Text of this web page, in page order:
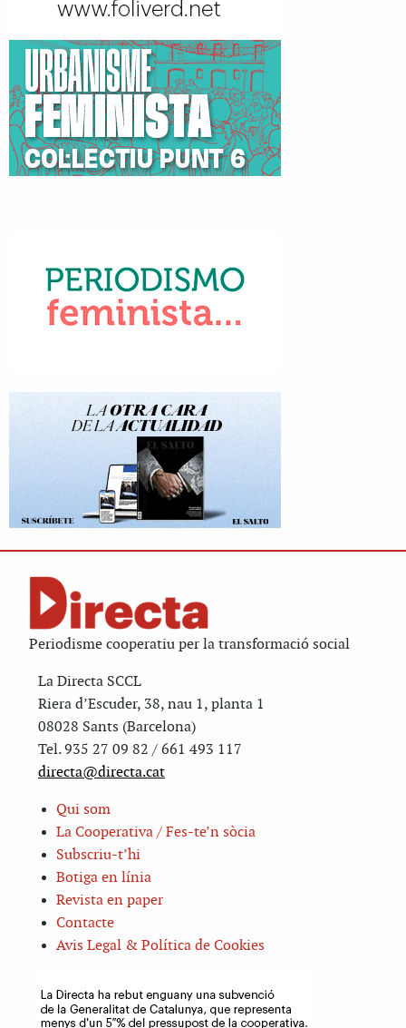
Periodisme cooperatiu per la transformació social
La Directa SCCL
Riera d’Escuder, 38, nau 1, planta 1
08028 Sants (Barcelona)
Tel. 935 27 09 82 / 661 493 117
directa@directa.cat
Qui som
La Cooperativa / Fes-te’n sòcia
Subscriu-t’hi
Botiga en línia
Revista en paper
Contacte
Avis Legal & Política de Cookies